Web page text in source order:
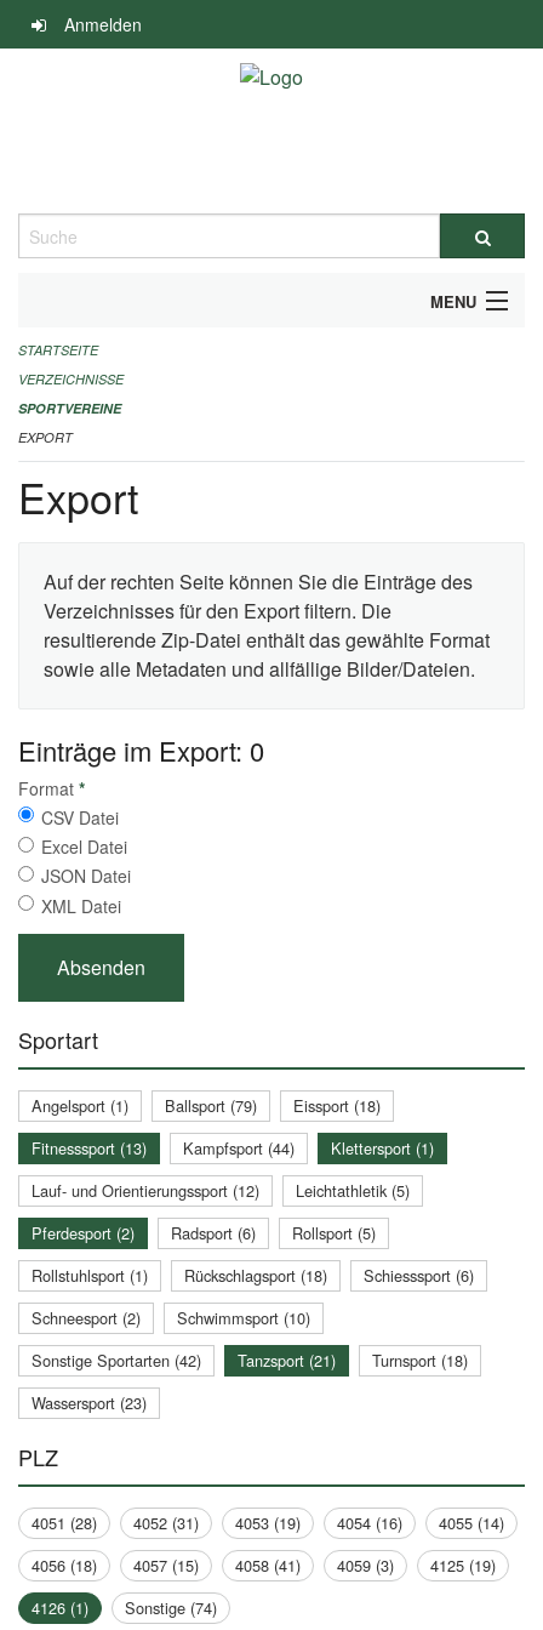
Navigation
überspringen
Anmelden
Suche
MENU
ALLGEMEINE INFORMATIONEN
FINANZIELLE UNTERSTÜTZUNG BENÖTIGT?
KONTAKT
STARTSEITE
VERZEICHNISSE
SPORTVEREINE
EXPORT
Export
Auf der rechten Seite können Sie die Einträge des
Verzeichnisses für den Export filtern. Die
resultierende Zip-Datei enthält das gewählte Format
sowie alle Metadaten und allfällige Bilder/Dateien.
Einträge im Export: 0
Format *
CSV Datei
Excel Datei
JSON Datei
XML Datei
Sportart
Angelsport (1) Ballsport (79)
Eissport (18)
Fitnesssport (13)
Kampfsport (44)
Klettersport (1)
Lauf- und Orientierungssport (12)
Leichtathletik (5)
Pferdesport (2)
Radsport (6)
Rollsport (5)
Rollstuhlsport (1)
Rückschlagsport (18)
Schiesssport (6)
Schneesport (2)
Schwimmsport (10)
Sonstige Sportarten (42)
Tanzsport (21)
Turnsport (18)
Wassersport (23)
PLZ
4051 (28) 4052 (31) 4053 (19) 4054 (16)
4055 (14)
4056 (18)
4057 (15) 4058 (41) 4059 (3)
4125 (19)
4126 (1)
Sonstige (74)